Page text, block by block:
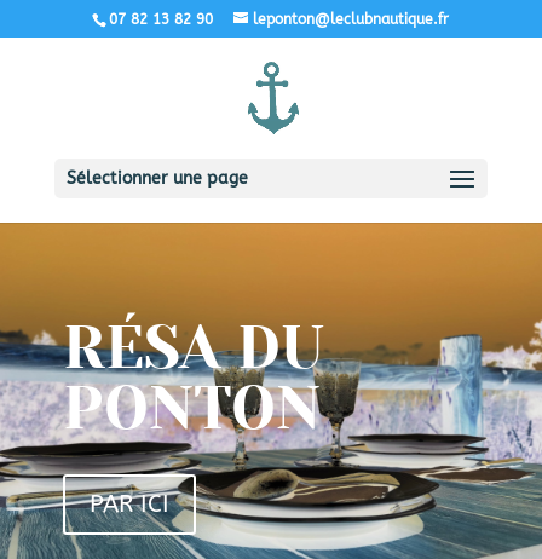
07 82 13 82 90 leponton@leclubnautique.fr
Sélectionner une page
RÉSA DU
PONTON
PAR ICI